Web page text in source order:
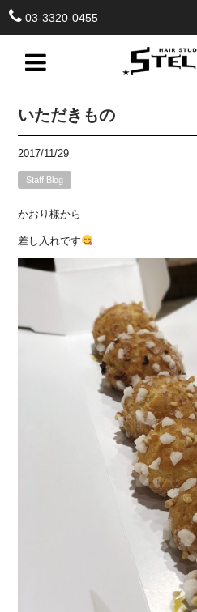
03-3320-0455
いただきもの
2017/11/29
Staff Blog
かおり様から
差し入れです